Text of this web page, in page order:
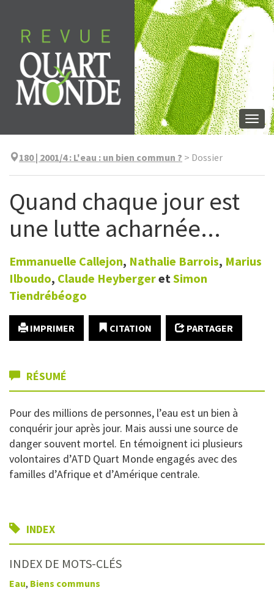
contenu
180 | 2001/4: L'eau : un bien commun ? > Dossier
Quand chaque jour est
une lutte acharnée...
Emmanuelle Callejon, Nathalie Barrois, Marius
Ilboudo, Claude HeybergeretSimon
Tiendrébéogo
IMPRIMER CITATION PARTAGER
RÉSUMÉ
Pour des millions de personnes, l’eau est un bien à
conquérir jour après jour. Mais aussi une source de
danger souvent mortel. En témoignent ici plusieurs
volontaires d’ATD Quart Monde engagés avec des
familles d’Afrique et d’Amérique centrale.
INDEX
INDEX DE MOTS-CLÉS
Eau, Biens communs